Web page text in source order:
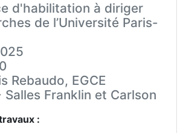
d'habilitation à diriger
de l’Université Paris-
Rebaudo, EGCE
Franklin et Carlson
: